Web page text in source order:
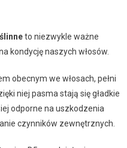
to niezwykle ważne
kondycję naszych włosów.
obecnym we włosach, pełni
niej pasma stają się gładkie
odporne na uszkodzenia
czynników zewnętrznych.